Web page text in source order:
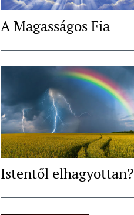
A Magasságos Fia
Istentől elhagyottan?